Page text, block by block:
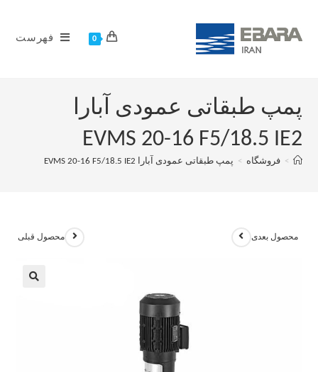
0 فهرست
پمپ طبقاتی عمودی آبارا
EVMS 20-16 F5/18.5 IE2
> فروشگاه > پمپ طبقاتی عمودی آبارا EVMS 20-16 F5/18.5 IE2
محصول قبلی محصول بعدی